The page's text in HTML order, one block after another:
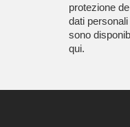
protezione
dati personali
sono
qui.